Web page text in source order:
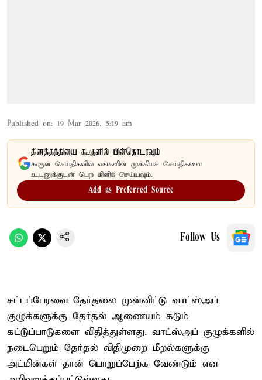
Published on: 19 Mar 2026, 5:19 am
தினத்தந்தியை கூகுளில் பின்தொடரவும்
கூகுள் செய்திகளில் எங்களின் முக்கியச் செய்திகளை
உடனுக்குடன் பெற கிளிக் செய்யவும்.
Add as Preferred Source
Follow Us
சட்டப்பேரவை தேர்தலை முன்னிட்டு வாட்ஸ்அப்
குழுக்களுக்கு தேர்தல் ஆணையம் கடும்
கட்டுப்பாடுகளை விதித்துள்ளது. வாட்ஸ்அப் குழுக்களில்
நடைபெறும் தேர்தல் விதிமுறை மீறல்களுக்கு
அட்மின்கள் தான் பொறுப்பேற்க வேண்டும் என